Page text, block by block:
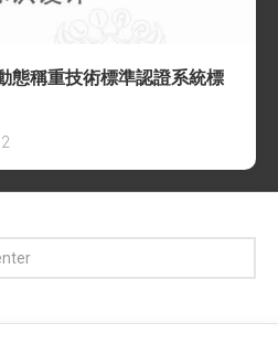
態稱重技術標準認證系統標
2